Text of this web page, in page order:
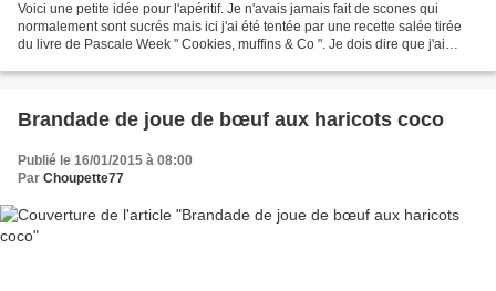
Voici une petite idée pour l'apéritif. Je n'avais jamais fait de scones qui
normalement sont sucrés mais ici j'ai été tentée par une recette salée tirée
du livre de Pascale Week " Cookies, muffins & Co ". Je dois dire que j'ai
Brandade de joue de bœuf aux haricots coco
Publié le 16/01/2015 à 08:00
Par Choupette77